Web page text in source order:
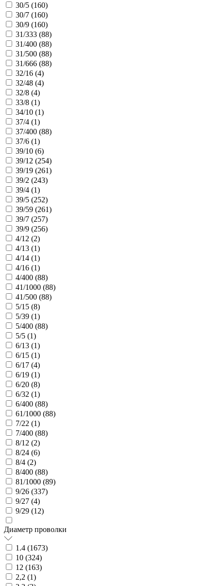
30/5 (160)
30/7 (160)
30/9 (160)
31/333 (88)
31/400 (88)
31/500 (88)
31/666 (88)
32/16 (4)
32/48 (4)
32/8 (4)
33/8 (1)
34/10 (1)
37/4 (1)
37/400 (88)
37/6 (1)
39/10 (6)
39/12 (254)
39/19 (261)
39/2 (243)
39/4 (1)
39/5 (252)
39/59 (261)
39/7 (257)
39/9 (256)
4/12 (2)
4/13 (1)
4/14 (1)
4/16 (1)
4/400 (88)
41/1000 (88)
41/500 (88)
5/15 (8)
5/39 (1)
5/400 (88)
5/5 (1)
6/13 (1)
6/15 (1)
6/17 (4)
6/19 (1)
6/20 (8)
6/32 (1)
6/400 (88)
61/1000 (88)
7/22 (1)
7/400 (88)
8/12 (2)
8/24 (6)
8/4 (2)
8/400 (88)
81/1000 (89)
9/26 (337)
9/27 (4)
9/29 (12)
Диаметр проволки
1.4 (1673)
10 (324)
12 (163)
2,2 (1)